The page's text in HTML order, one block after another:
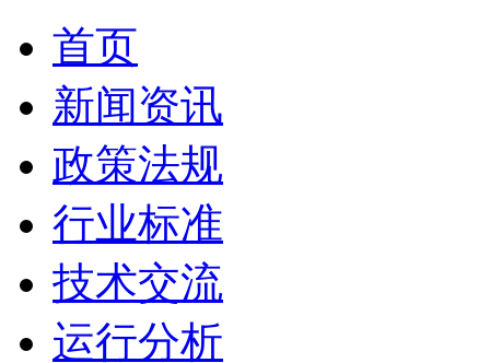
首页
新闻资讯
政策法规
行业标准
技术交流
运行分析